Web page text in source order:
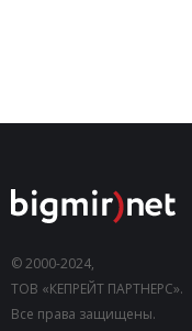
© 2000-2024,
ТОВ «КЕПРЕЙТ ПАРТНЕРС».
Все права защищены.